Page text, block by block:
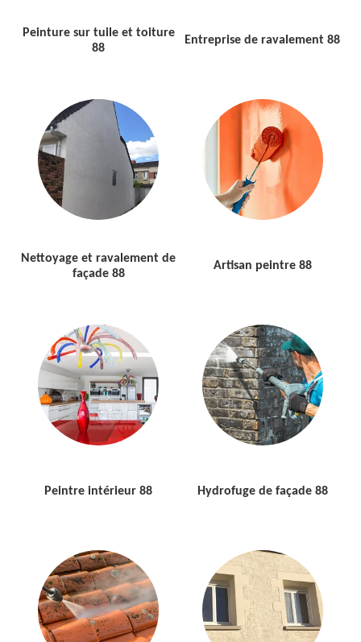
Peinture sur tuile et toiture
88
Entreprise de ravalement 88
Nettoyage et ravalement de
façade 88
Artisan peintre 88
Peintre intérieur 88 Hydrofuge de façade 88